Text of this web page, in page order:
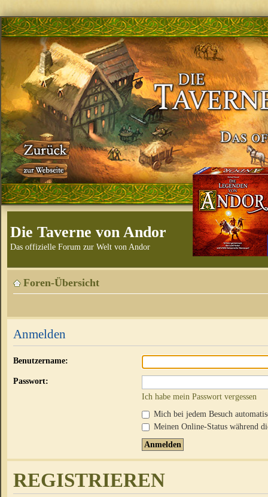
Die Taverne von Andor
Das offizielle Forum zur Welt von Andor
Foren-Übersicht
Anmelden
Benutzername:
Passwort:
Ich habe mein Passwort vergessen
Mich bei jedem Besuch
Meinen Online-Status während
REGISTRIEREN